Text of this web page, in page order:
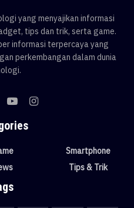
yang menyajikan informasi
tips dan trik, serta game.
informasi terpercaya yang
perkembangan dalam dunia
Smartphone
Tips & Trik